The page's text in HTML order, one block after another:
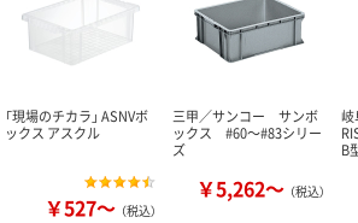
「現場のチカラ」 ASNVボ
ックス アスクル
￥527～ （税込）
三甲／サンコー サンボ
ックス #60～#83シリー
ズ
￥5,262～ （税込）
岐
B